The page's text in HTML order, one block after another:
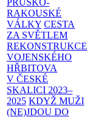
PRUSKO-
RAKOUSKÉ
VÁLKY CESTA
ZA SVĚTLEM
REKONSTRUKCE
VOJENSKÉHO
HŘBITOVA
V ČESKÉ
SKALICI 2023–
2025 KDYŽ MUŽI
(NE)JDOU DO